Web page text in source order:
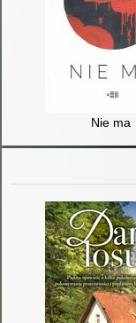
Nie ma